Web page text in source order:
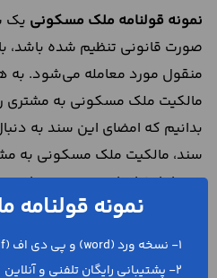
نمونه قولنامه ملک مسکونی یک
صورت قانونی تنظیم شده باشد،
منقول مورد معامله می‌شود. به
مالکیت ملک مسکونی به مشتری را
بدانیم که امضای این سند به
سند، مالکیت ملک مسکونی به
پس از امضای این سند می‌تواند
مشروعی را در ملک مسکونی مورد
فروشنده نیز پس از امضای این
شود که مشتری می‌خواهد در
نمونه
1- نسخه ورد (word) و پی دی اف (pdf)
2- پشتیبانی رایگان تلفنی و آنلاین